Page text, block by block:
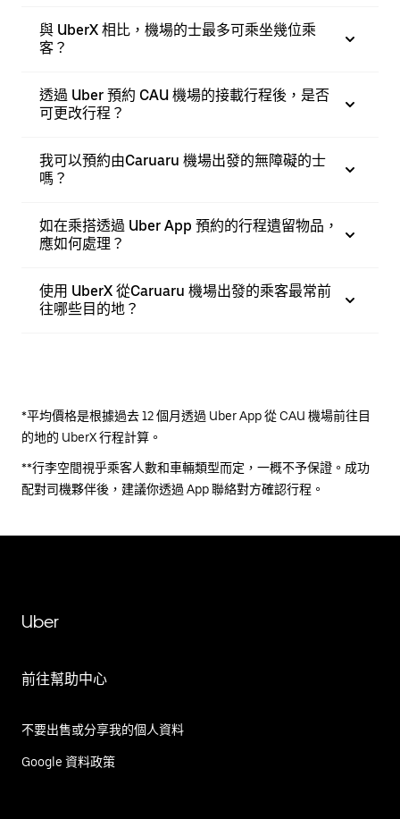
與 UberX 相比，機場的士最多可乘坐幾位乘
客？
透過 Uber 預約 CAU 機場的接載行程後，是否
可更改行程？
我可以預約由Caruaru 機場出發的無障礙的士
嗎？
如在乘搭透過 Uber App 預約的行程遺留物品，
應如何處理？
使用 UberX 從Caruaru 機場出發的乘客最常前
往哪些目的地？
*平均價格是根據過去 12 個月透過 Uber App 從 CAU 機場前往目
的地的 UberX 行程計算。
**行李空間視乎乘客人數和車輛類型而定，一概不予保證。成功
配對司機夥伴後，建議你透過 App 聯絡對方確認行程。
Uber
前往幫助中心
不要出售或分享我的個人資料
Google 資料政策